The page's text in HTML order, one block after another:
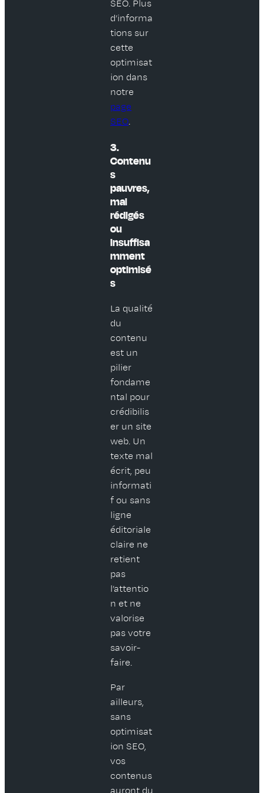
SEO. Plus
d’informa
tions sur
cette
optimisat
ion dans
notre
page
SEO
3.
Contenu
s
pauvres,
mal
rédigés
ou
insuffisa
mment
optimisé
s
La qualité
du
contenu
est un
pilier
fondame
ntal pour
crédibilis
er un site
web. Un
texte mal
écrit, peu
informati
f ou sans
ligne
éditoriale
claire ne
retient
pas
l’attentio
n et ne
valorise
pas votre
savoir-
faire.
Par
ailleurs,
sans
optimisat
ion SEO,
vos
contenus
auront du